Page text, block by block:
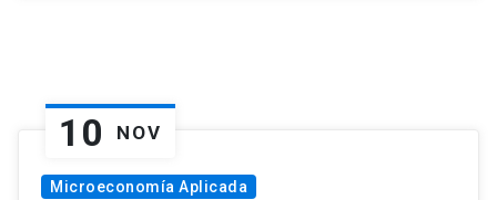
10 NOV
Microeconomía Aplicada